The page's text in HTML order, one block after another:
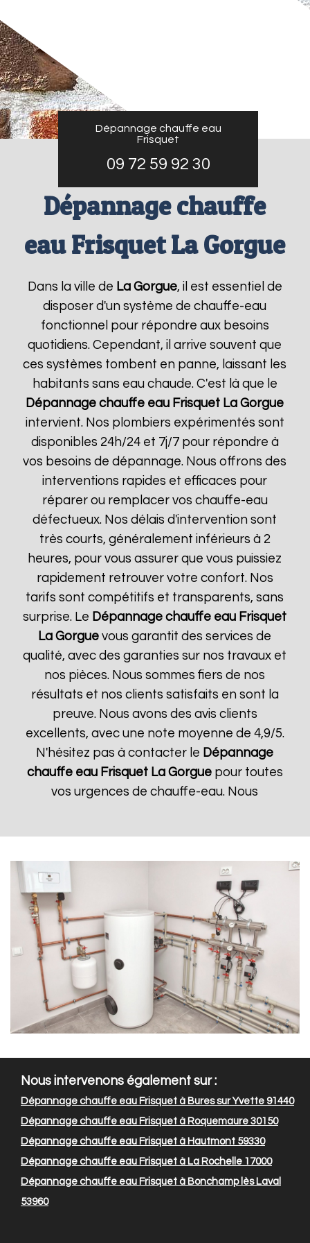
Dépannage chauffe eau
Frisquet
09 72 59 92 30
Dépannage chauffe
eau Frisquet La Gorgue
Dans la ville de La Gorgue, il est essentiel de
disposer d'un système de chauffe-eau
fonctionnel pour répondre aux besoins
quotidiens. Cependant, il arrive souvent que
ces systèmes tombent en panne, laissant les
habitants sans eau chaude. C'est là que le
Dépannage chauffe eau Frisquet La Gorgue
intervient. Nos plombiers expérimentés sont
disponibles 24h/24 et 7j/7 pour répondre à
vos besoins de dépannage. Nous offrons des
interventions rapides et efficaces pour
réparer ou remplacer vos chauffe-eau
défectueux. Nos délais d'intervention sont
très courts, généralement inférieurs à 2
heures, pour vous assurer que vous puissiez
rapidement retrouver votre confort. Nos
tarifs sont compétitifs et transparents, sans
surprise. Le Dépannage chauffe eau Frisquet
La Gorgue vous garantit des services de
qualité, avec des garanties sur nos travaux et
nos pièces. Nous sommes fiers de nos
résultats et nos clients satisfaits en sont la
preuve. Nous avons des avis clients
excellents, avec une note moyenne de 4,9/5.
N'hésitez pas à contacter le Dépannage
chauffe eau Frisquet La Gorguepour toutes
vos urgences de chauffe-eau. Nous
Nous intervenons également sur :
Dépannage chauffe eau Frisquet à Bures sur Yvette 91440
Dépannage chauffe eau Frisquet à Roquemaure 30150
Dépannage chauffe eau Frisquet à Hautmont 59330
Dépannage chauffe eau Frisquet à La Rochelle 17000
Dépannage chauffe eau Frisquet à Bonchamp lès Laval
53960